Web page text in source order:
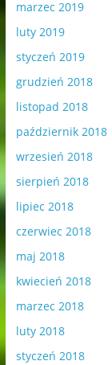
marzec 2019
luty 2019
styczeń 2019
grudzień 2018
listopad 2018
październik 2018
wrzesień 2018
sierpień 2018
lipiec 2018
czerwiec 2018
maj 2018
kwiecień 2018
marzec 2018
luty 2018
styczeń 2018